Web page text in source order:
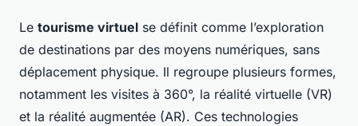
Le tourisme virtuel se définit comme l’exploration
de destinations par des moyens numériques, sans
déplacement physique. Il regroupe plusieurs formes,
notamment les visites à 360°, la réalité virtuelle (VR)
et la réalité augmentée (AR). Ces technologies